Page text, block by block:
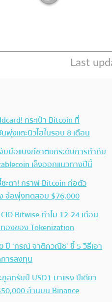
กระเป๋า Bitcoin ที่
พุ่งแตะนิวไฮในรอบ 8 เดือน
บมือแบงก์ชาติยกระดับการกำกับ
เล็งออกแนวทางปีนี้
ะตา! กราฟ Bitcoin ก่อตัว
จ่อพุ่งทดสอบ $76,000
Bitwise ทำไม 12-24 เดือน
องของ Tokenization
ปี ‘กรณ์ จาติกวณิช’ ชี้ 5 วิธีเอา
ารลงทุน
ลทรัมป์ USD1 มาแรง ปีเดียว
ล้านบน Binance